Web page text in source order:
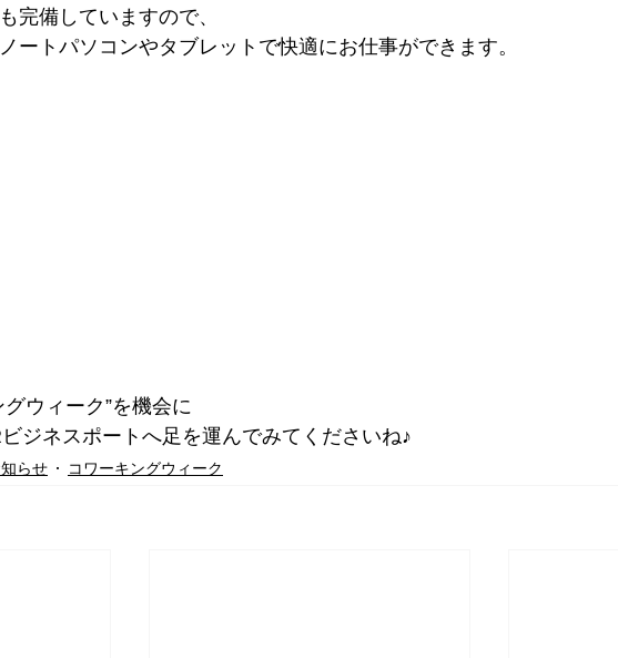
完備していますので、
ートパソコンやタブレットで快適にお仕事ができます。
グウィーク”を機会に
ジネスポートへ足を運んでみてくださいね♪
らせ コワーキングウィーク